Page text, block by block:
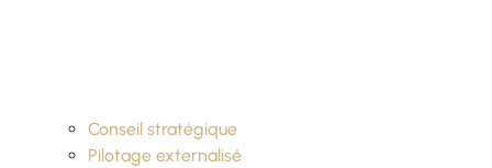
Conseil stratégique
Pilotage externalisé